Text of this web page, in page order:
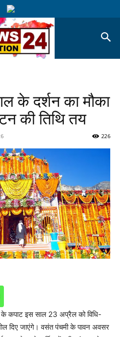
के दर्शन का मौका
की तिथि तय
226
के कपाट इस साल 23 अप्रैल को विधि-
दिए जाएंगे। वसंत पंचमी के पावन अवसर